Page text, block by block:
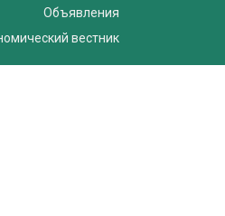
Объявления
вестник